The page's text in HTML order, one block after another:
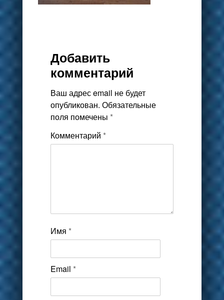
Добавить
комментарий
Ваш адрес email не будет
опубликован. Обязательные
поля помечены *
Комментарий *
Имя *
Email *